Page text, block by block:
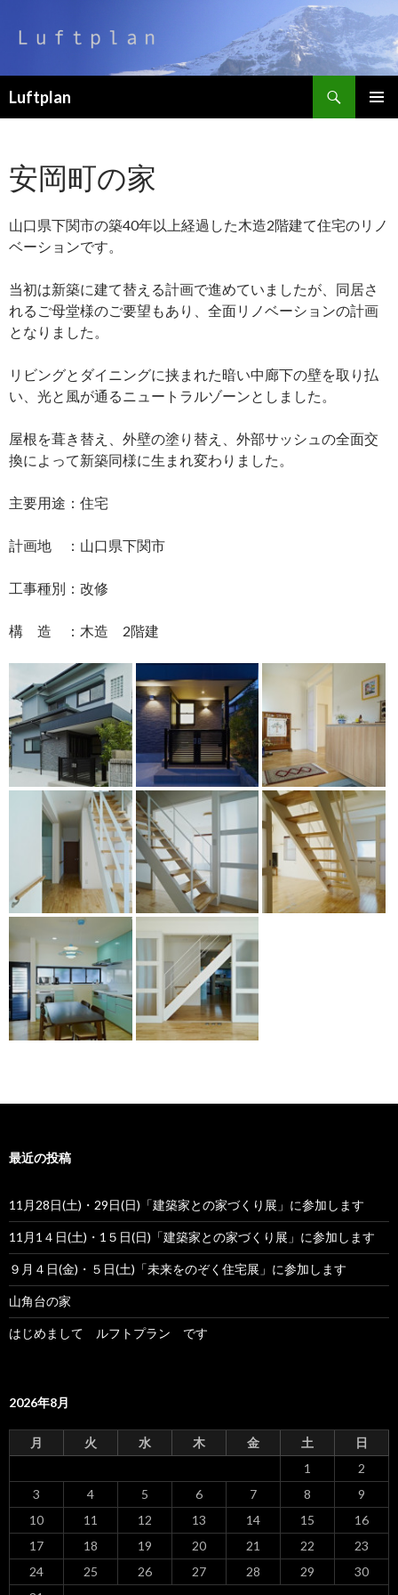
Luftplan
索
ン
ツ
移
動
安岡町の家
山口県下関市の築40年以上経過した木造2階建て住宅のリノ
ベーションです。
当初は新築に建て替える計画で進めていましたが、同居さ
れるご母堂様のご要望もあり、全面リノベーションの計画
となりました。
リビングとダイニングに挟まれた暗い中廊下の壁を取り払
い、光と風が通るニュートラルゾーンとしました。
屋根を葺き替え、外壁の塗り替え、外部サッシュの全面交
換によって新築同様に生まれ変わりました。
主要用途：住宅
計画地 ：山口県下関市
工事種別：改修
構 造 ：木造 2階建
最近の投稿
11月28日(土)・29日(日)「建築家との家づくり展」に参加します
11月1４日(土)・1５日(日)「建築家との家づくり展」に参加します
９月４日(金)・５日(土)「未来をのぞく住宅展」に参加します
山角台の家
はじめまして ルフトプラン です
2026年8月
月 火 水 木 金 土
日
1
2
3
4 5 6 7 8
9
10
11 12 13 14 15
16
17
18 19 20 21 22
23
24
25 26 27 28 29
30